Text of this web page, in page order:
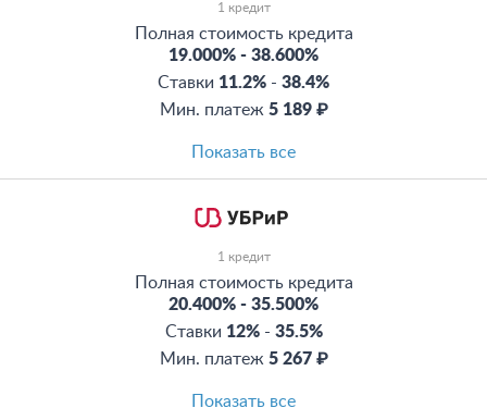
1 кредит
Полная стоимость кредита
19.000% - 38.600%
Ставки 11.2% - 38.4%
Мин. платеж 5 189 ₽
Показать все
1 кредит
Полная стоимость кредита
20.400% - 35.500%
Ставки 12% - 35.5%
Мин. платеж 5 267 ₽
Показать все